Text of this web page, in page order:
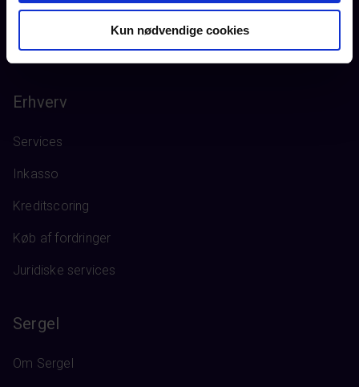
Kun nødvendige cookies
Erhverv
Services
Inkasso
Kreditscoring
Køb af fordringer
Juridiske services
Sergel
Om Sergel